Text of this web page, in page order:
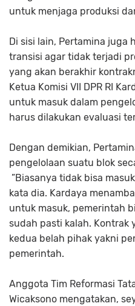
untuk menjaga produksi
Di sisi lain, Pertamina juga
transisi agar tidak terjadi
yang akan berakhir
Ketua Komisi VII DPR RI
untuk masuk dalam
harus dilakukan evaluasi
Dengan demikian,
pengelolaan suatu blok
”Biasanya tidak bisa
kata dia. Kardaya
untuk masuk, pemerintah
sudah pasti kalah. Kontrak
kedua belah pihak yakni
pemerintah.
Anggota Tim Reformasi
Wicaksono mengatakan,